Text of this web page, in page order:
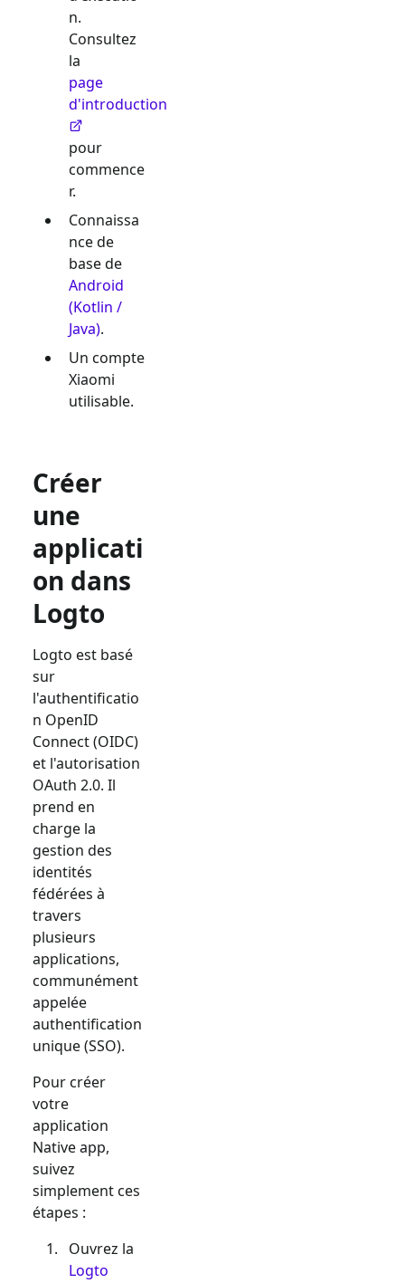
n.
Consultez
la
page
d'introduction
pour
commence
r.
Connaissa
nce de
base de
Android
(Kotlin /
Java).
Un compte
Xiaomi
utilisable.
Créer
une
applicati
on dans
Logto
Logto est basé
sur
l'authentificatio
n OpenID
Connect (OIDC)
et l'autorisation
OAuth 2.0. Il
prend en
charge la
gestion des
identités
fédérées à
travers
plusieurs
applications,
communément
appelée
authentification
unique (SSO).
Pour créer
votre
application
Native app,
suivez
simplement ces
étapes :
Ouvrez la
Logto